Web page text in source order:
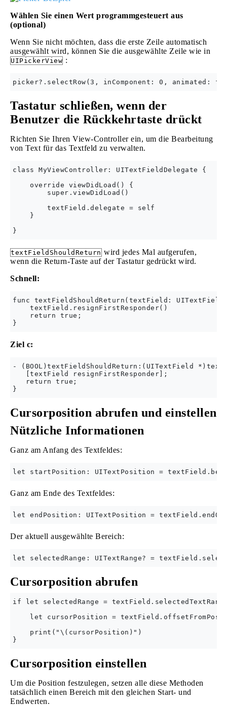
Wählen Sie einen Wert programmgesteuert aus
(optional)
Wenn Sie nicht möchten, dass die erste Zeile automatisch
ausgewählt wird, können Sie die ausgewählte Zeile wie in
UIPickerView :
Tastatur schließen, wenn der
Benutzer die Rückkehrtaste drückt
Richten Sie Ihren View-Controller ein, um die Bearbeitung
von Text für das Textfeld zu verwalten.
class MyViewController: UITextFieldDelegate {
    override viewDidLoad() {
        super.viewDidLoad()
        textField.delegate = self
    }
textFieldShouldReturn wird jedes Mal aufgerufen,
wenn die Return-Taste auf der Tastatur gedrückt wird.
Schnell:
func textFieldShouldReturn(textField:
    textField.resignFirstResponder()
    return true;
Ziel c:
- (BOOL)textFieldShouldReturn:(UITextField
   [textField resignFirstResponder];
   return true;
Cursorposition abrufen und einstellen
Nützliche Informationen
Ganz am Anfang des Textfeldes:
Ganz am Ende des Textfeldes:
Der aktuell ausgewählte Bereich:
Cursorposition abrufen
if let selectedRange =
let cursorPosition =
    print("\(cursorPosition)")
Cursorposition einstellen
Um die Position festzulegen, setzen alle diese Methoden
tatsächlich einen Bereich mit den gleichen Start- und
Endwerten.